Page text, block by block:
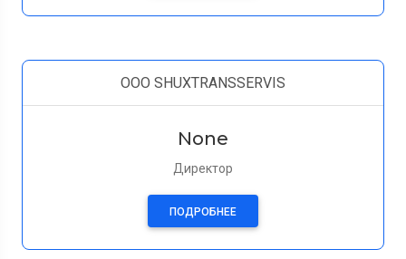
OOO SHUXTRANSSERVIS
None
Директор
ПОДРОБНЕЕ